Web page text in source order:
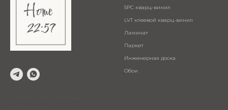
SPC кварц-винил
LVT клеевой кварц-винил
Ламинат
Паркет
Инженерная доска
Обои